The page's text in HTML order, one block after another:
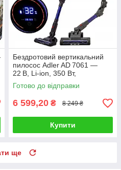
Бездротовий вертикальний
пилосос Adler AD 7061 —
22 В, Li‑ion, 350 Вт,
HEPA‑фільтр, 0,8 л
Готово до відправки
6 599,20 ₴ 8 249 ₴
Купити
ще